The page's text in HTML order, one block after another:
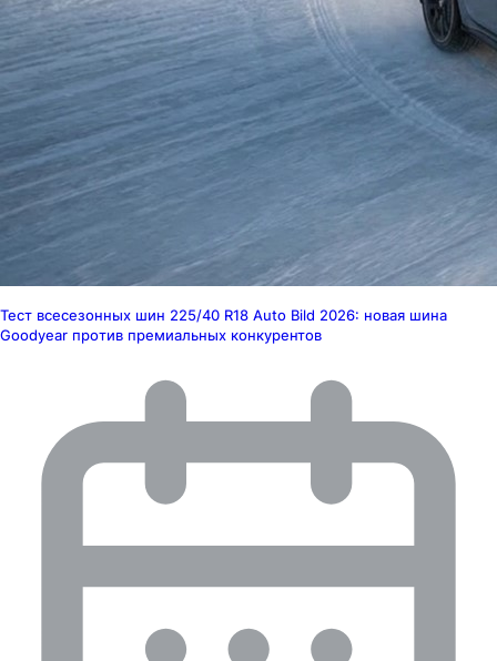
Тест всесезонных шин 225/40 R18 Auto Bild 2026: новая шина
Goodyear против премиальных конкурентов